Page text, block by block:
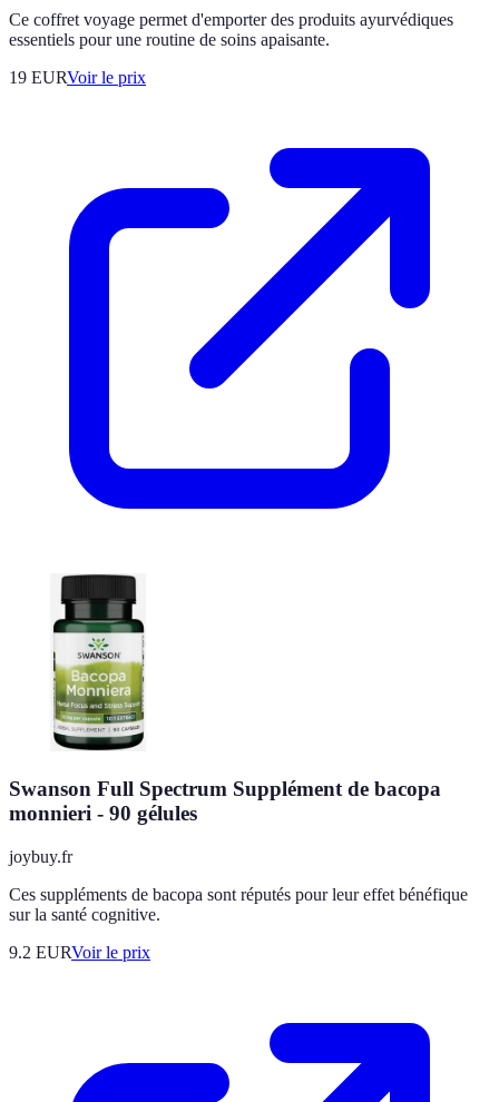
Ce coffret voyage permet d'emporter des produits ayurvédiques
essentiels pour une routine de soins apaisante.
19 EURVoir le prix
Swanson Full Spectrum Supplément de bacopa
monnieri - 90 gélules
joybuy.fr
Ces suppléments de bacopa sont réputés pour leur effet bénéfique
sur la santé cognitive.
9.2 EURVoir le prix